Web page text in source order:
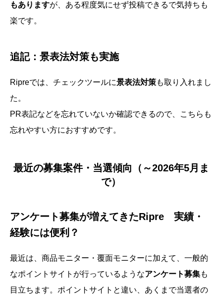
もありますが、ある程度気にせず投稿できるで気持ちも
楽です。
追記：景表法対策も実施
Ripreでは、チェックツールに景表法対策も取り入れまし
た。
PR表記などを忘れていないか確認できるので、こちらも
忘れやすい方におすすめです。
最近の募集案件・当選傾向（～2026年5月ま
で）
アンケート募集が増えてきたRipre 実績・
経験には便利？
最近は、商品モニター・覆面モニターに加えて、一般的
なポイントサイトが行っているようなアンケート募集も
目立ちます。ポイントサイトと違い、あくまで当選者の